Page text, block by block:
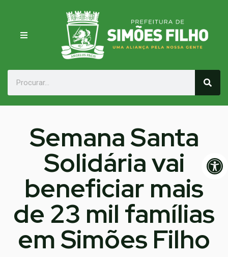
Semana Santa
Solidária vai
beneficiar mais
de 23 mil famílias
em Simões Filho